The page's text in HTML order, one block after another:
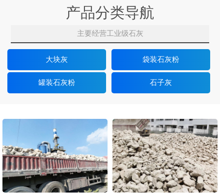
产品分类导航
主要经营工业级石灰
大块灰 袋装石灰粉
罐装石灰粉 石子灰